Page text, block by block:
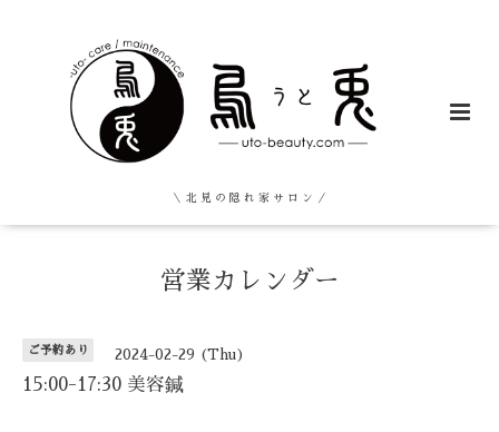
＼ 北 見 の 隠 れ 家 サ ロ ン ／
営業カレンダー
ご予約あり 2024-02-29 (Thu)
15:00-17:30 美容鍼